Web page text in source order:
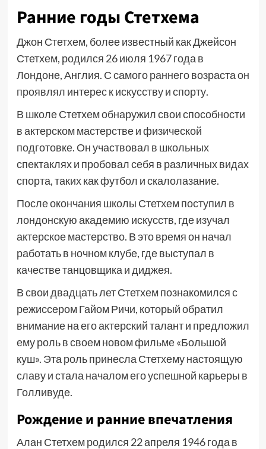
Ранние годы Стетхема
Джон Стетхем, более известный как Джейсон
Стетхем, родился 26 июля 1967 года в
Лондоне, Англия. С самого раннего возраста он
проявлял интерес к искусству и спорту.
В школе Стетхем обнаружил свои способности
в актерском мастерстве и физической
подготовке. Он участвовал в школьных
спектаклях и пробовал себя в различных видах
спорта, таких как футбол и скалолазание.
После окончания школы Стетхем поступил в
лондонскую академию искусств, где изучал
актерское мастерство. В это время он начал
работать в ночном клубе, где выступал в
качестве танцовщика и диджея.
В свои двадцать лет Стетхем познакомился с
режиссером Гайом Ричи, который обратил
внимание на его актерский талант и предложил
ему роль в своем новом фильме «Большой
куш». Эта роль принесла Стетхему настоящую
славу и стала началом его успешной карьеры в
Голливуде.
Рождение и ранние впечатления
Алан Стетхем родился 22 апреля 1946 года в